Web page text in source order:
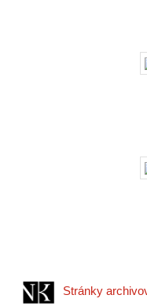
Stránky